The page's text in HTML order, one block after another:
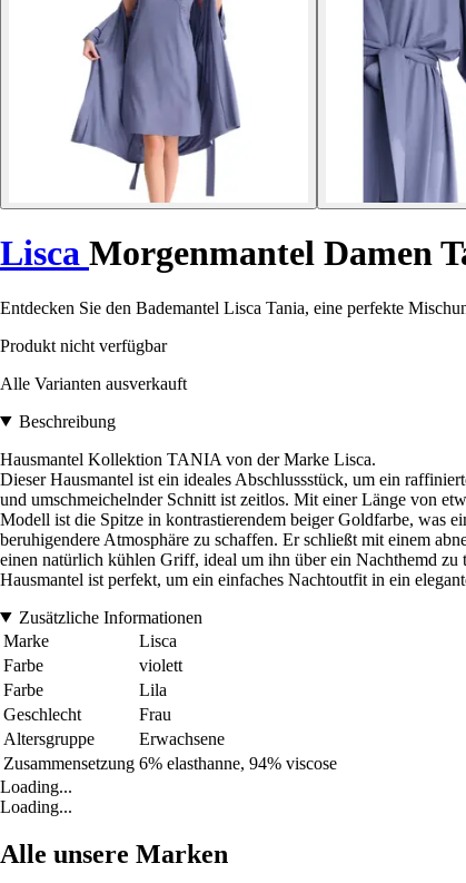
Lisca Morgenmantel Damen
Entdecken Sie den Bademantel Lisca Tania, eine perfekte
Produkt nicht verfügbar
Alle Varianten ausverkauft
Beschreibung
Hausmantel Kollektion TANIA von der Marke Lisca.
Dieser Hausmantel ist ein ideales Abschlussstück, um ein
und umschmeichelnder Schnitt ist zeitlos. Mit einer Länge von
Modell ist die Spitze in kontrastierendem beiger Goldfarbe, was
beruhigendere Atmosphäre zu schaffen. Er schließt mit einem
einen natürlich kühlen Griff, ideal um ihn über ein Nachthemd
Hausmantel ist perfekt, um ein einfaches Nachtoutfit in ein
Zusätzliche Informationen
Marke
Lisca
Farbe
violett
Farbe
Lila
Geschlecht
Frau
Altersgruppe
Erwachsene
Zusammensetzung 6% elasthanne, 94% viscose
Loading...
Loading...
Alle unsere Marken